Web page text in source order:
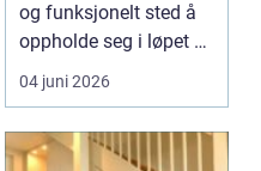
og funksjonelt sted å
oppholde seg i løpet av
arbeidsd...
04 juni 2026